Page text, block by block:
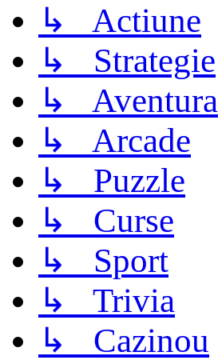
↳ Actiune
↳ Strategie
↳ Aventura
↳ Arcade
↳ Puzzle
↳ Curse
↳ Sport
↳ Trivia
↳ Cazinou